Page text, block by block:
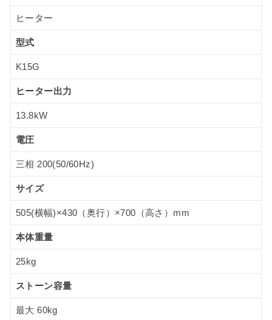
ヒーター
型式
K15G
ヒーター出力
13.8kW
電圧
三相 200(50/60Hz)
サイズ
505(横幅)×430（奥行）×700（高さ）mm
本体重量
25kg
ストーン容量
最大 60kg